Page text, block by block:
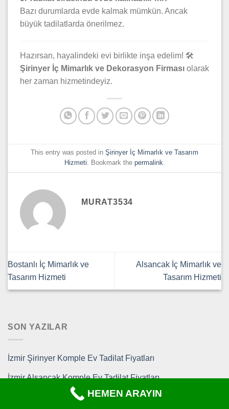
Bazı durumlarda evde kalmak mümkün. Ancak
büyük tadilatlarda önerilmez.
Hazırsan, hayalindeki evi birlikte inşa edelim! 🛠️
Şirinyer İç Mimarlık ve Dekorasyon Firması olarak
her zaman hizmetindeyiz.
This entry was posted in Şirinyer İç Mimarlık ve Tasarım
Hizmeti . Bookmark the permalink
MURAT3534
Bostanlı İç Mimarlık ve
Tasarım Hizmeti
Alsancak İç Mimarlık ve
Tasarım Hizmeti
SON YAZILAR
İzmir Şirinyer Komple Ev Tadilat Fiyatları
İzmir Alsancak Komple Ev Tadilat Fiyatları
İzmir Küçükyalı Komple Ev Tadilat Fiyatları
HEMEN ARAYIN